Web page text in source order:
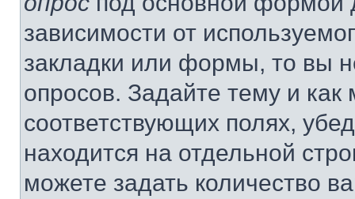
зависимости от
закладки или формы, то вы
опросов. Задайте тему и
соответствующих полях,
находится на отдельной
можете задать количество